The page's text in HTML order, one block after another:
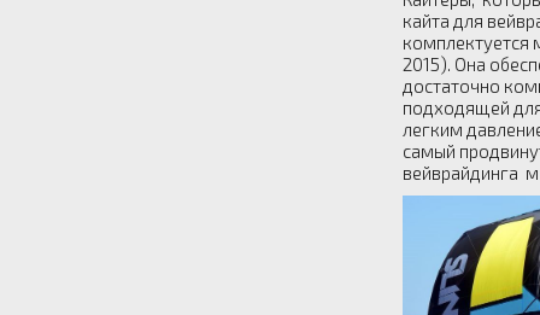
кайта для
комплектуется
2015). Она
достаточно
подходящей
легким
самый
вейврайдинга